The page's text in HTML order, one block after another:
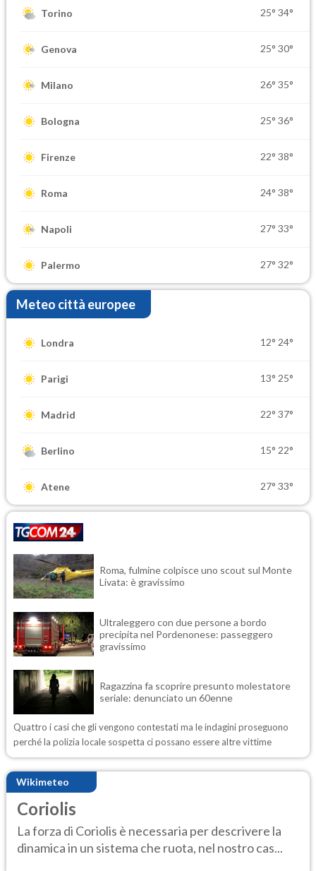
Torino 25° 34°
Genova 25° 30°
Milano 26° 35°
Bologna 25° 36°
Firenze 22° 38°
Roma 24° 38°
Napoli 27° 33°
Palermo 27° 32°
Meteo città europee
Londra 12° 24°
Parigi 13° 25°
Madrid 22° 37°
Berlino 15° 22°
Atene 27° 33°
Wikimeteo
Coriolis
La forza di Coriolis è necessaria per descrivere la
dinamica in un sistema che ruota, nel nostro cas...
Roma, fulmine colpisce uno scout sul Monte
Livata: è gravissimo
Ultraleggero con due persone a bordo
precipita nel Pordenonese: passeggero
gravissimo
Ragazzina fa scoprire presunto molestatore
seriale: denunciato un 60enne
Quattro i casi che gli vengono contestati ma le indagini proseguono
perché la polizia locale sospetta ci possano essere altre vittime